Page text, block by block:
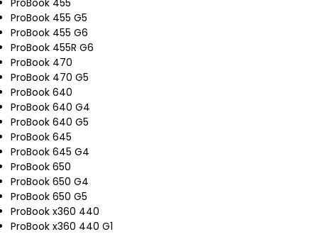
ProBook 455
ProBook 455 G5
ProBook 455 G6
ProBook 455R G6
ProBook 470
ProBook 470 G5
ProBook 640
ProBook 640 G4
ProBook 640 G5
ProBook 645
ProBook 645 G4
ProBook 650
ProBook 650 G4
ProBook 650 G5
ProBook x360 440
ProBook x360 440 G1